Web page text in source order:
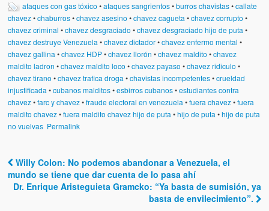
Luis y El Mono… en armas (Luis and El Mono… armed)
Puente Llaguno, Miraflores… ¿y Lina?
Radio Emisoras y canales de televisión clausurados por el
de Chávez hasta el 2009
Victimas del 11 de abril de 2002
Víctimas del régimen dictatorial de Chávez desde que tomó el
poder hasta el 31 de diciembre de 2009
1992
¡¡¡Miserable traidor, mira a tu pueblo!!! (Despicable traitor, look
ataques con gas tóxico •ataques sangrientos•burros chavistas•callate
chavez•chaburros•chavez asesino •chavez cagueta •chavez corrupto •
chavez criminal •chavez desgraciado •chavez desgraciado hijo de puta •
chavez destruye Venezuela •chavez dictador•chavez enfermo mental •
chavez gallina •chavez HDP•chavez llorón •chavez maldito •chavez
maldito ladron •chavez maldito loco •chavez payaso •chavez ridiculo •
chavez tirano •chavez trafica droga •chavistas incompetentes•crueldad
injustificada •cubanos malditos•esbirros cubanos•estudiantes contra
chavez•farc y chavez•fraude electoral en venezuela •fuera chavez•fuera
maldito chavez•fuera maldito chavez hijo de puta •hijo de puta •hijo de puta
no vuelvas Permalink
Post navigation
Willy Colon: No podemos abandonar a Venezuela, el
mundo se tiene que dar cuenta de lo pasa ahí
Dr. Enrique Aristeguieta Gramcko: “Ya basta de sumisión, ya
basta de envilecimiento”.